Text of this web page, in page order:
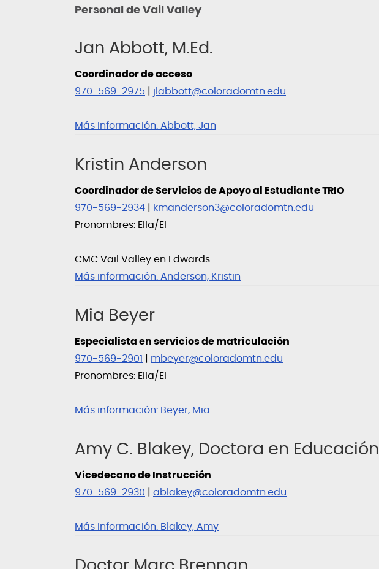
Personal de Vail Valley
Jan Abbott, M.Ed.
Coordinador de acceso
970-569-2975
jlabbott@coloradomtn.edu
Más información: Abbott, Jan
Kristin Anderson
Coordinador de Servicios de Apoyo al Estudiante TRIO
970-569-2934
kmanderson3@coloradomtn.edu
Pronombres: Ella/El
CMC Vail Valley en Edwards
Más información: Anderson, Kristin
Mia Beyer
Especialista en servicios de matriculación
970-569-2901
mbeyer@coloradomtn.edu
Pronombres: Ella/El
Más información: Beyer, Mia
Amy C. Blakey, Doctora en Educación
Vicedecano de Instrucción
970-569-2930
ablakey@coloradomtn.edu
Más información: Blakey, Amy
Doctor Marc Brennan